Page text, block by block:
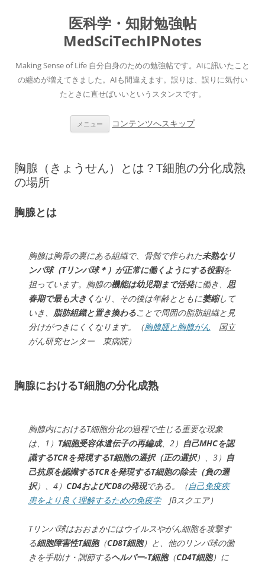
医科学・知財勉強帖
MedSciTechIPNotes
Making Sense of Life 自分自身のための勉強帖です。AIに訊いたこと
の纏めが増えてきました。AIも間違えます。誤りは、誤りに気付い
たときに直せばいいというスタンスです。
メニュー コンテンツへスキップ
胸腺（きょうせん）とは？T細胞の分化成熟
の場所
胸腺とは
胸腺は胸骨の裏にある組織で、骨髄で作られた未熟なリ
ンパ球（Tリンパ球＊）が正常に働くようにする役割を
担っています。胸腺の機能は幼児期まで活発に働き、 思
春期で最も大きくなり、その後は年齢とともに萎縮して
いき、 脂肪組織と置き換わることで周囲の脂肪組織と見
分けがつきにくくなります。（胸腺腫と胸腺がん 国立
がん研究センター 東病院）
胸腺におけるT細胞の分化成熟
胸腺内におけるT細胞分化の過程で生じる重要な現象
は、1） T細胞受容体遺伝子の再編成、2） 自己MHCを認
識するTCRを発現するT細胞の選択（正の選択）、3） 自
己抗原を認識するTCRを発現するT細胞の除去（負の選
択）、4） CD4およびCD8の発現である。（自己免疫疾
患をより良く理解するための免疫学JBスクエア）
Tリンパ球はおおまかにはウイルスやがん細胞を攻撃す
る細胞障害性T細胞（CD8T細胞）と、他のリンパ球の働
きを手助け・調節するヘルパー-T細胞（CD4T細胞）に